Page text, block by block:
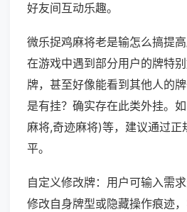
好友间互动乐趣。
微乐捉鸡麻将老是输怎么搞提
在游戏中遇到部分用户的牌特
牌，甚至好像能看到其他人的
是有挂？确实存在此类外挂。
麻将,奇迹麻将)等，建议通过正
平。
自定义修改牌：用户可输入需
修改自身牌型或隐藏操作痕迹